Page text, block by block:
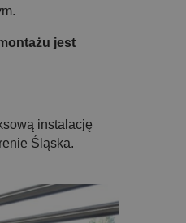
jest
instalację
Śląska.